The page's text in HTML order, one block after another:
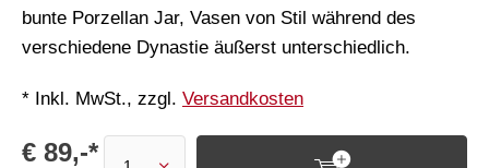
bunte Porzellan Jar, Vasen von Stil während des
verschiedene Dynastie äußerst unterschiedlich.
* Inkl. MwSt., zzgl. Versandkosten
€ 89,-*